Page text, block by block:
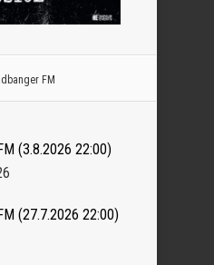
FM
(3.8.2026 22:00)
(27.7.2026 22:00)